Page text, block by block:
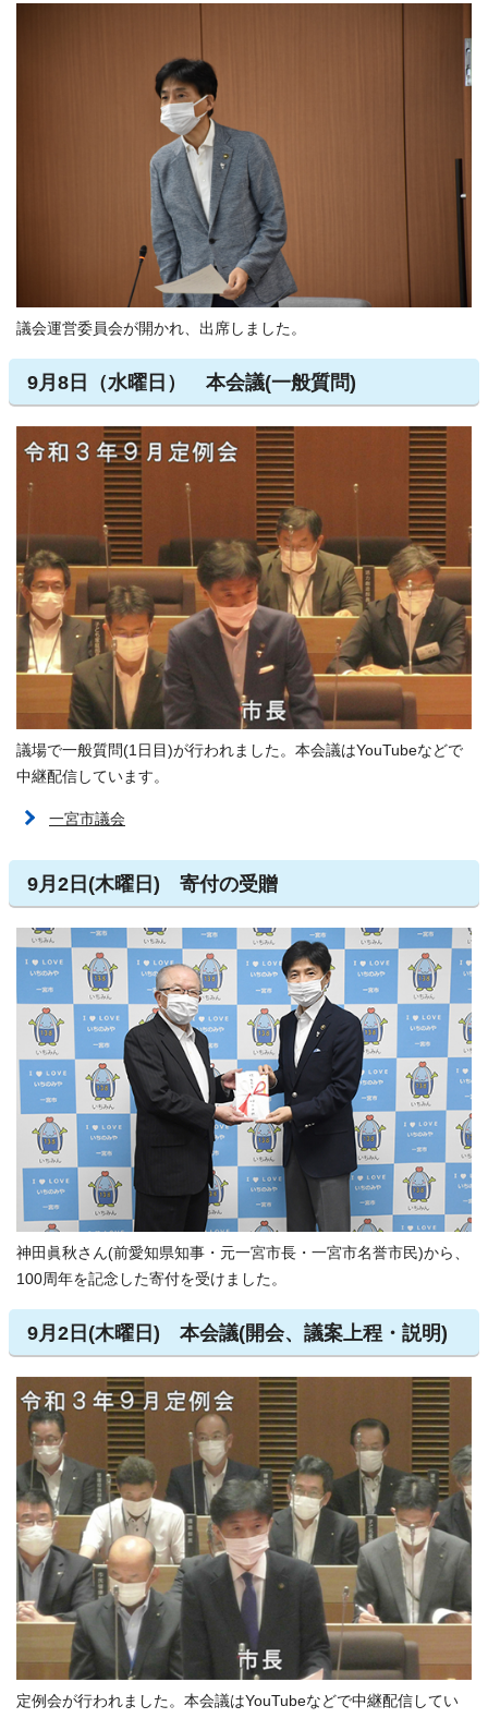
議会運営委員会が開かれ、出席しました。
9月8日（水曜日） 本会議(一般質問)
議場で一般質問(1日目)が行われました。本会議はYouTubeなどで
中継配信しています。
一宮市議会
9月2日(木曜日) 寄付の受贈
神田眞秋さん(前愛知県知事・元一宮市長・一宮市名誉市民)から、
100周年を記念した寄付を受けました。
9月2日(木曜日) 本会議(開会、議案上程・説明)
定例会が行われました。本会議はYouTubeなどで中継配信してい